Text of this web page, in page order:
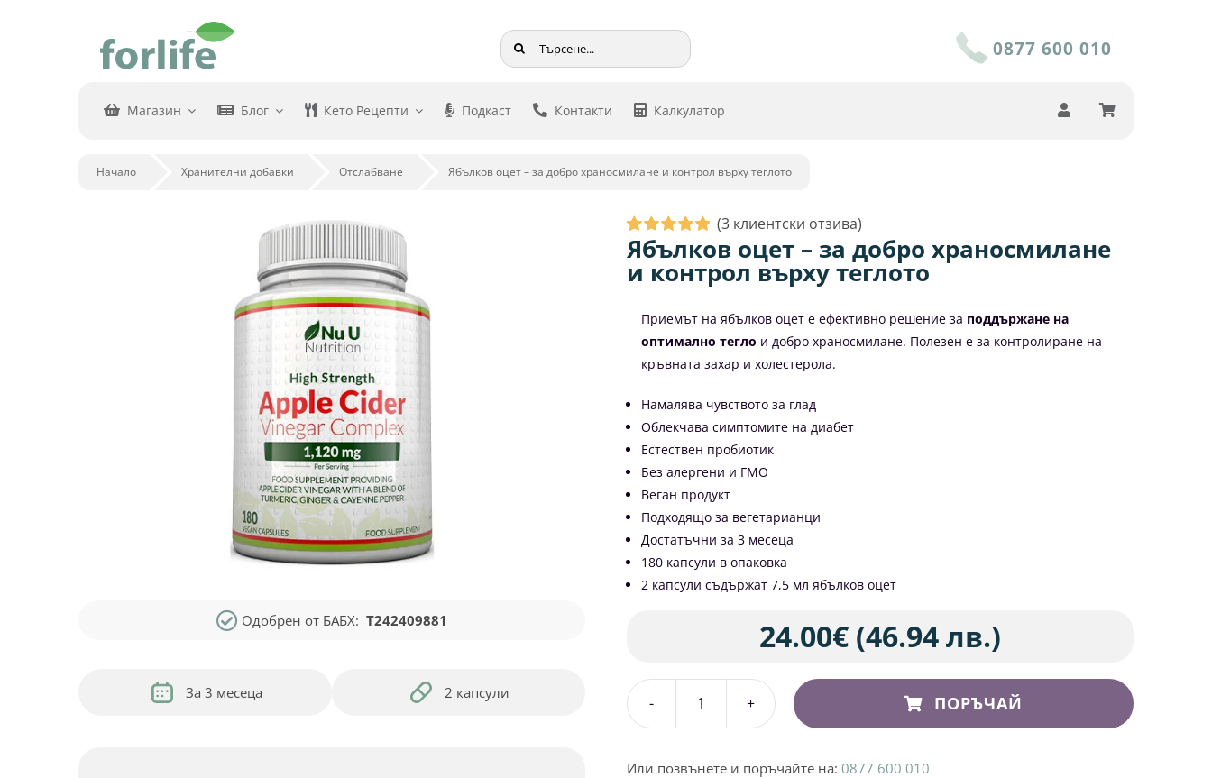
Търсене
...
0877 600 010
Магазин Блог Кето Рецепти Подкаст Контакти Калкулатор
Начало Хранителни добавки Отслабване Ябълков оцет – за добро храносмилане и контрол върху теглото
Одобрен от БАБХ: T242409881
За 3 месеца 2 капсули
Оценен5.00
базирано на
3
оценки
(3 клиентски отзива)
Ябълков оцет – за добро храносмилане
и контрол върху теглото
Приемът на ябълков оцет е ефективно решение за поддържане на
оптимално тегло и добро храносмилане. Полезен е за контролиране на
кръвната захар и холестерола.
Намалява чувството за глад
Облекчава симптомите на диабет
Естествен пробиотик
Без алергени и ГМО
Веган продукт
Подходящо за вегетарианци
Достатъчни за 3 месеца
180 капсули в опаковка
2 капсули съдържат 7,5 мл ябълков оцет
24.00€ (46.94 лв.)
количество
Ябълков
ПОРЪЧАЙ
Или позвънете и поръчайте на:0877 600 010